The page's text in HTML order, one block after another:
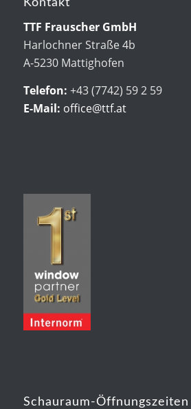
TTF Frauscher GmbH
Harlochner Straße 4b
A-5230 Mattighofen
Telefon: +43 (7742) 59 2 59
E-Mail: office@ttf.at
Schauraum-Öffnungszeiten